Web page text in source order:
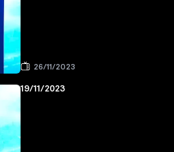
26/11/2023
19/11/2023